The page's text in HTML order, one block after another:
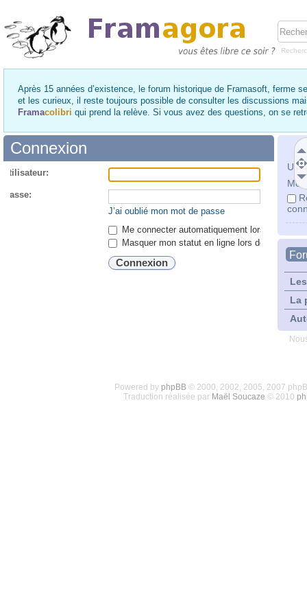
Après 15 années d’existence, le forum historique de Framasoft, ferme
et les curieux, il reste toujours possible de consulter les discussions
Framacolibri qui prend la relève. Si vous avez des questions, on se
Mot
La
Connexion
passe:
J’ai oublié mon mot de passe
Me connecter automatiquement lors de
Masquer mon statut en ligne lors de cette
Powered by phpBB© 2000, 2002, 2005, 2007
Traduction réalisée par Maël Soucaze © 2010